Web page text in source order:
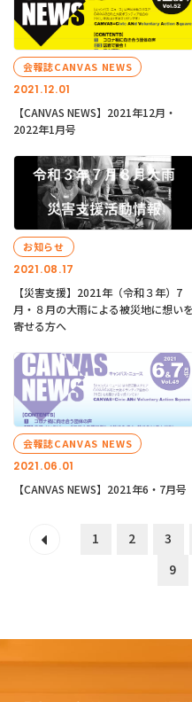
2021.12.01
会報誌CANVAS NEWS
【CANVAS NEWS】2021年12月・
2022年1月号
2021.08.17
お知らせ
【災害支援】2021年（令和３年）7
月・８月の大雨による被災地に想いを
寄せる方へ
2021.06.01
会報誌CANVAS NEWS
【CANVAS NEWS】2021年6・7月号
1 2 3
9